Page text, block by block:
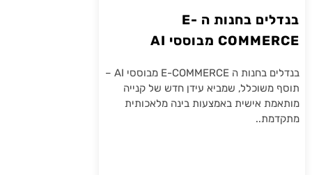
בנדלים בחנות ה E-
COMMERCE מבוססי AI
בנדלים בחנות ה E-COMMERCE מבוססי AI –
תוסף משוכלל, שמביא עידן חדש של קנייה
מותאמת אישית באמצעות בינה מלאכותית
מתקדמת..